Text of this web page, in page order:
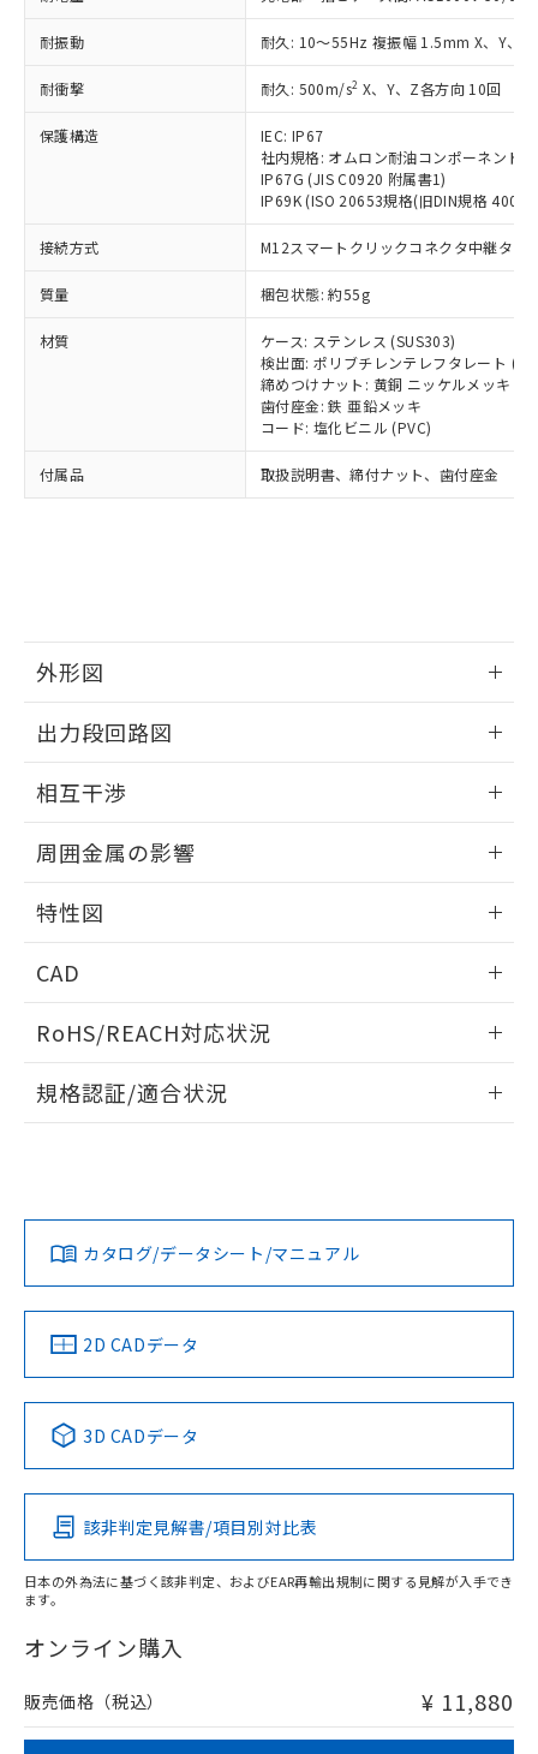
耐振動 耐久: 10～55Hz 複振幅 1.5mm X、Y、Z
耐衝撃 耐久: 500m/s2 X、Y、Z各方向 10回
保護構造
IEC: IP67
社内規格: オムロン耐油コンポーネント
IP67G (JIS C0920 附属書1)
IP69K (ISO 20653規格(旧DIN規格
接続方式 M12スマートクリックコネクタ中継タイ
質量 梱包状態: 約55g
材質
ケース: ステンレス (SUS303)
検出面: ポリブチレンテレフタレート
締めつけナット: 黄銅 ニッケルメッキ
歯付座金: 鉄 亜鉛メッキ
コード: 塩化ビニル (PVC)
付属品 取扱説明書、締付ナット、歯付座金
外形図
外形図
出力段回路図
出力段回路図
タイムチャート
相互干渉
相互干渉
A: 20mm以上、B: 15mm以上
周囲金属の影響
周囲金属の影響
上、n: 12mm以上
特性図
検出物体の大きさと材質による影響
検出領域
CAD
ドすることができます。
ログイン/会員登録
ダウンロードデータをご利用いただく前に、以下を必ずお読
みください。
ソフトウェアの使用条件
RoHS/REACH対応状況
EU RoHS 注意事項・凡例
対応済み
中国 RoHS 注意事項・凡例
Pb Hg Cd Cr(VI)
O
在庫等で未対応品が混在する可能性があります。
問い合わせください。
規格認証/適合状況
LR型式承認
（イギリス
船舶規格）
DNV型式承認
（ノルウェー
BV型式承認
（フランス
KR型式
（韓国
No No No No
この製品の規格認証/適合状況ページへ
その他の認証はこちらのページからご検索ください
カタログ/データシート/マニュアル
2D CADデータ
3D CADデータ
該非判定見解書/項目別対比表
日本の外為法に基づく該非判定、およびEAR再輸出規制に関する見解が入手でき
ます。
オンライン購入
販売価格（税込） ¥ 11,880
在庫状況および標準価格照会結果は、
記載している更新日時点での社内デー
覧された時点での実際の在庫および標
準価格とは異なる場合があることをご
了承ください。
正式な納期状況および標準価格はお客
様のお取引先、またはお客様担当のオ
ムロン制御機器販売店・当社販売員に
オムロン制御機器販売店や当社販売拠
販売ネットワーク
」をご確認
在庫状況および標準価格結果を当社の
事前の承諾なく第三者に漏洩または開
示しないようお願いします。
マイパーツ機能（部品リスト作成サー
ビス）をご利用いただくには、I-Web
メンバーズにご登録されている必要が
をご了承ください。
指します。
*EU RoHS指令（10物質）：
鉛(Pb) 1000ppm以下、 水銀(Hg) 1000ppm以下、 カド
ミウム(Cd) 100ppm以下、
六価クロム(Cr(Ⅵ)) 1000ppm以下、ポリ臭化ビフェニル
類(PBB) 1000ppm以下、ポリ臭化ジフェニルエーテル類
(PBDE) 1000ppm以下、フタル酸ビス(2-エチルヘキシ
ル) (DEHP)(別名：DOP) 1000ppm以下、フタル酸ブチ
ルベンジル（BBP） 1000ppm以下、フタル酸ジブチル
（DBP） 1000ppm以下、フタル酸ジイソブチル
但し、RoHS指令で産業用監視および制御機器に対する
適用除外項目は除く。
部品在庫の切り替え状況などにより、予定
月が前後することがあります。
51物質の非含有証明書（当社基準）
※本証明書は発行日時点で非含有を証明す
るもので、過去に遡って非含有を証明する
また、RoHS指令のフタル酸エステル類４
物質の対応では、対応完了までの期間は出
荷製品に未対応品が混在することから備考
欄に対応日を記載しておりました。
既に当社にて対応品への在庫切替を完了
していることから、特段のことがない限
い合わせください。
*中国RoHS10物質の基準値 (GB/T26572)：
Pb(鉛) :1000ppm、 Hg(水銀) : 1000ppm、 Cd(カドミウ
ニル類) : 1000ppm、 PBDEs(ポリ臭化ジフェニルエーテ
DBP(フタル酸ジブチル) : 1000ppm、 DIBP(フタル酸ジ
イソブチル) : 1000ppm、 BBP(フタル酸ブチルベンジ
DEHP(フタル酸ビス(2-エチルヘキシル)) : 1000ppm
※2 環境保護使用期限
「ｅ」：有害物質（10物質）のすべてが基
準値以下であることを示します。
「10」：通常の使用状況下において有害物
質が外部に漏えいし、環境に深刻な影響を
及ぼさない年数を意味します。
「－」：未確認です。当社販売部門へお問
い合わせください。
（以下｢規制貨物等」という）を輸出
または国外への提供する場合は、日本
国政府の輸出許可(または役務取引許
可)を取得するなどの必要な手続きを
当社は規制貨物を破棄する場合は、完
全に破砕するなど、違法に輸出されな
いよう必要な手段を講じます。
当社は貴社製品を、核兵器、ミサイ
ル、化学兵器、生物兵器またはその他
武器並びにこれらの製造装置等に一切
使用いたしません。
場合は、上記1、2および3の内容を当
該第三者に通知します。また当社は、
販売先および販売に係わる関係者が違
法に輸出するおそれがある場合は、取
り引きをいたしません。
一定数以上の在庫あり
一定数には満たないが在庫あり
在庫なし(最新の在庫状況につ
いては、お客様のお取引先、ま
たはお客様担当のオムロン制御
機器販売店・当社販売員にご確
認ください)
受注生産機種、また在庫状況の
情報を公開していない機種